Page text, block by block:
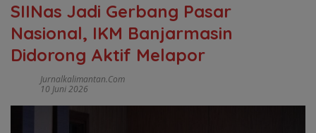
SIINas Jadi Gerbang Pasar
Nasional, IKM Banjarmasin
Didorong Aktif Melapor
Jurnalkalimantan.com
10 Juni 2026